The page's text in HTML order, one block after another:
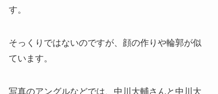
す。
そっくりではないのですが、顔の作りや輪郭が似
ています。
写真のアングルなどでは、中川大輔さんと中川大